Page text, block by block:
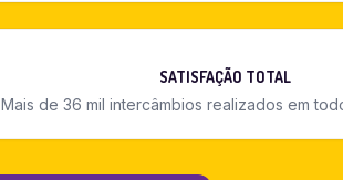
SATISFAÇÃO TOTAL
Mais de 36 mil intercâmbios realizados em